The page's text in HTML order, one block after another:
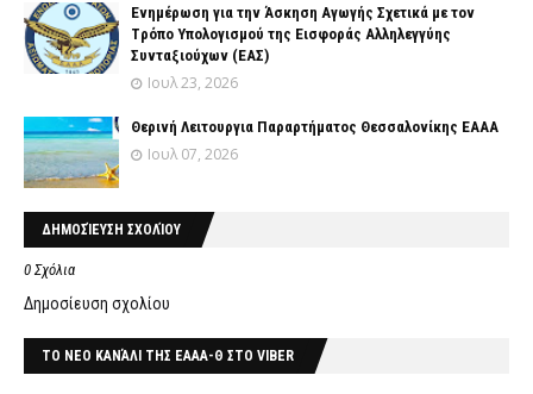
Ενημέρωση για την Άσκηση Αγωγής Σχετικά με τον
Tρόπο Yπολογισμού της Εισφοράς Αλληλεγγύης
Συνταξιούχων (ΕΑΣ)
Ιουλ 23, 2026
Θερινή Λειτουργια Παραρτήματος Θεσσαλονίκης ΕΑΑΑ
Ιουλ 07, 2026
ΔΗΜΟΣΊΕΥΣΗ ΣΧΟΛΊΟΥ
0 Σχόλια
Δημοσίευση σχολίου
ΤΟ ΝΕΟ ΚΑΝΆΛΙ ΤΗΣ ΕΑΑΑ-Θ ΣΤΟ VIBER